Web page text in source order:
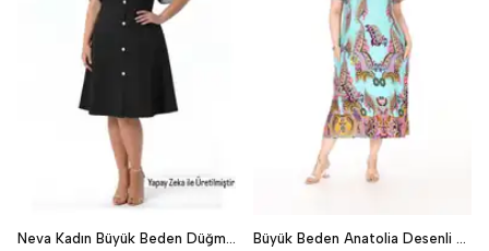
Neva Kadın Büyük Beden Düğme Detay Abiye Elbise Siyah - Siyah Büyük Beden Anatolia Desenli Cepli Rahat Kalıp Elbise - Turkuaz